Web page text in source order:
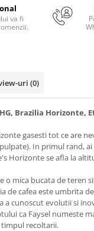
va fi
uri (0)
Brazilia Horizonte,
gasesti tot ce are
In primul rand,
Horizonte se afla la
o mica bucata de teren
de cafea este umbrita
a cunoscut evolutii si
ca Faysel numeste
recoltarii.